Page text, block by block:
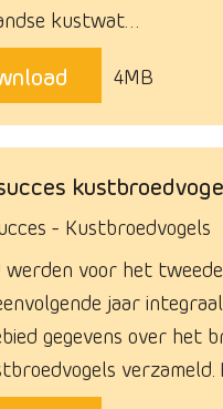
kustwat…
4MB
Kustbroedvogels
werden voor het tweede
jaar
gegevens over het
verzameld.